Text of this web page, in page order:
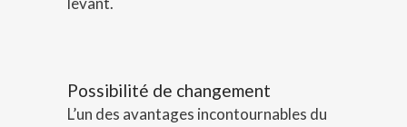
Possibilité de changement
L’un des avantages incontournables du